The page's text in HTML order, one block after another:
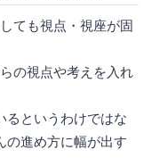
ても視点・視座が固
の視点や考えを入れ
るというわけではな
の進め方に幅が出す